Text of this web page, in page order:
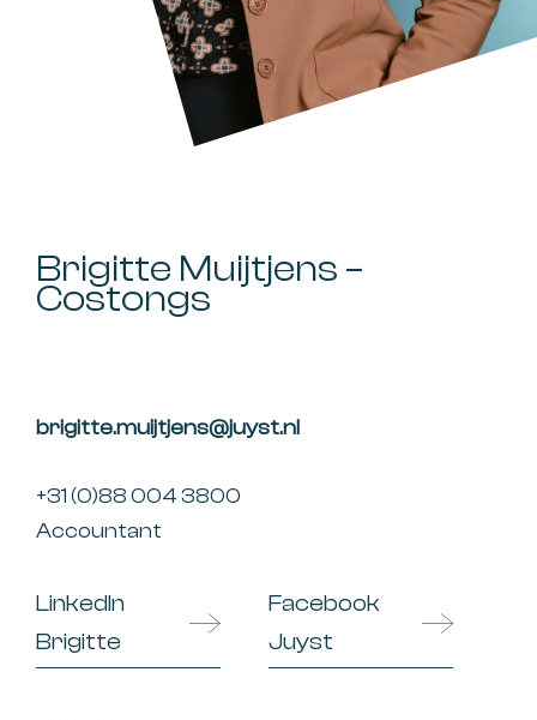
Brigitte Muijtjens –
Costongs
brigitte.muijtjens@juyst.nl
+31 (0)88 004 3800
Accountant
LinkedIn
Brigitte
Facebook
Juyst